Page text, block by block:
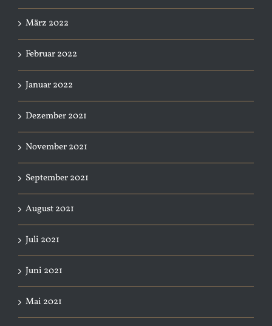
März 2022
Februar 2022
Januar 2022
Dezember 2021
November 2021
September 2021
August 2021
Juli 2021
Juni 2021
Mai 2021